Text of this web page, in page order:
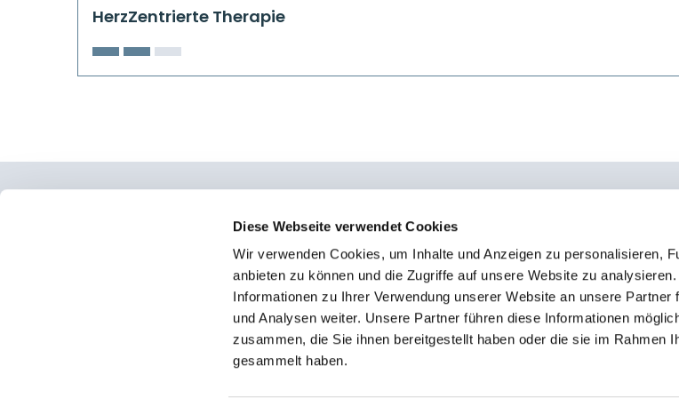
Diese Webseite verwendet Cookies
Wir verwenden Cookies, um Inhalte und Anzeigen zu personalisieren,
anbieten zu können und die Zugriffe auf unsere Website zu
Informationen zu Ihrer Verwendung unserer Website an unsere Partner
und Analysen weiter. Unsere Partner führen diese Informationen
zusammen, die Sie ihnen bereitgestellt haben oder die sie im Rahmen
gesammelt haben.
HerzZentrierte Therapie
Konrad-Adenauer-Straße 6
0451 - 4 79 95 0
info@osteopathie-institut-